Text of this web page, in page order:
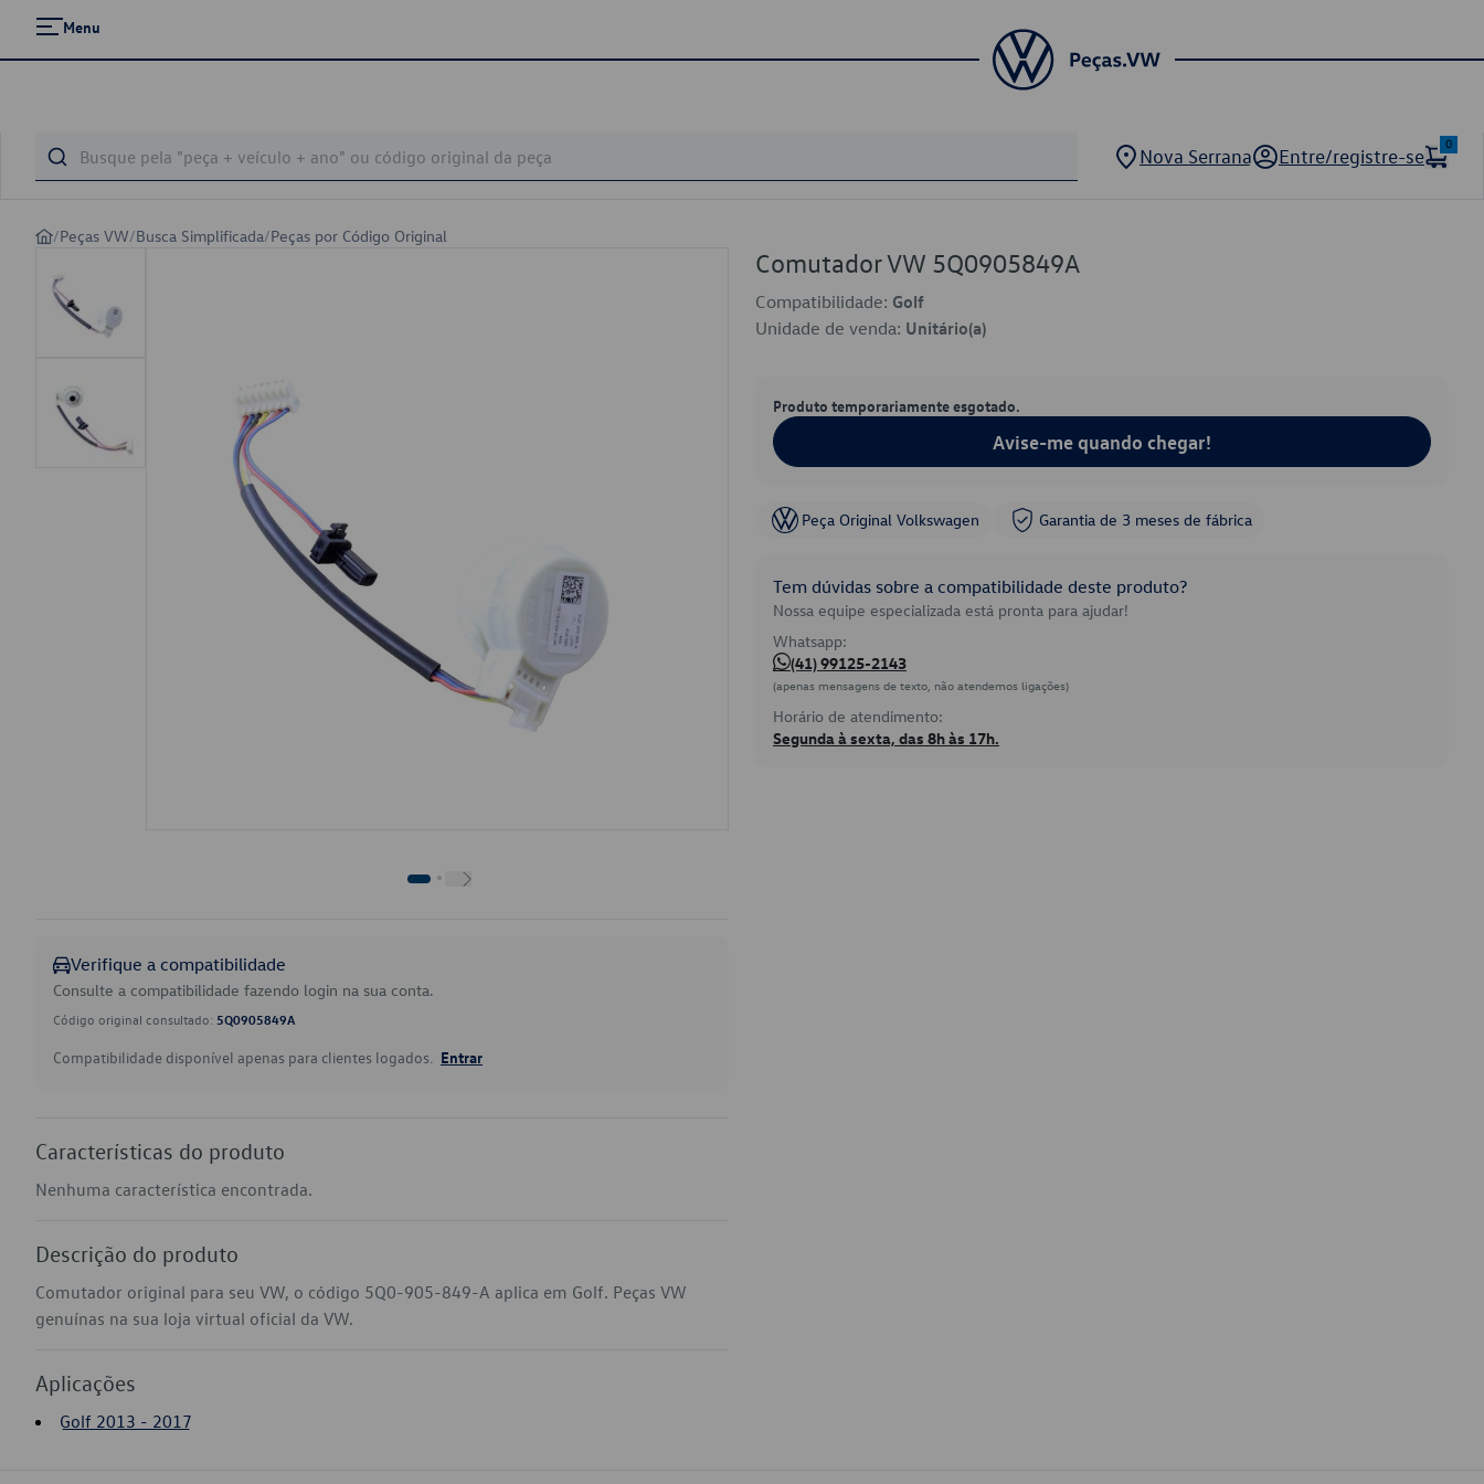
Menu
Nova Serrana Entre/registre-se
0
/Peças VW/Busca Simplificada/Peças por Código Original
Verifique a compatibilidade
Consulte a compatibilidade fazendo login na sua conta.
Código original consultado: 5Q0905849A
Compatibilidade disponível apenas para clientes logados. Entrar
Características do produto
Nenhuma característica encontrada.
Descrição do produto
Comutador original para seu VW, o código 5Q0-905-849-A aplica em Golf. Peças VW
genuínas na sua loja virtual oficial da VW.
Aplicações
Golf 2013 - 2017
Comutador VW 5Q0905849A
Compatibilidade: Golf
Unidade de venda: Unitário(a)
Produto temporariamente esgotado.
Avise-me quando chegar!
Peça Original Volkswagen Garantia de 3 meses de fábrica
Tem dúvidas sobre a compatibilidade deste produto?
Nossa equipe especializada está pronta para ajudar!
Whatsapp:
(41) 99125-2143
(apenas mensagens de texto, não atendemos ligações)
Horário de atendimento:
Segunda à sexta, das 8h às 17h.